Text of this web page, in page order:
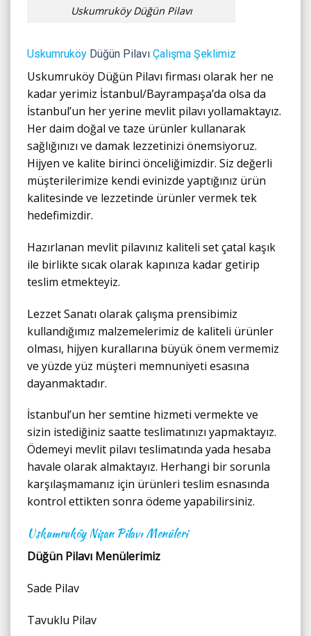
Uskumruköy Düğün Pilavı
Uskumruköy Düğün Pilavı Çalışma Şeklimiz
Uskumruköy Düğün Pilavı firması olarak her ne
kadar yerimiz İstanbul/Bayrampaşa’da olsa da
İstanbul’un her yerine mevlit pilavı yollamaktayız.
Her daim doğal ve taze ürünler kullanarak
sağlığınızı ve damak lezzetinizi önemsiyoruz.
Hijyen ve kalite birinci önceliğimizdir. Siz değerli
müşterilerimize kendi evinizde yaptığınız ürün
kalitesinde ve lezzetinde ürünler vermek tek
hedefimizdir.
Hazırlanan mevlit pilavınız kaliteli set çatal kaşık
ile birlikte sıcak olarak kapınıza kadar getirip
teslim etmekteyiz.
Lezzet Sanatı olarak çalışma prensibimiz
kullandığımız malzemelerimiz de kaliteli ürünler
olması, hijyen kurallarına büyük önem vermemiz
ve yüzde yüz müşteri memnuniyeti esasına
dayanmaktadır.
İstanbul’un her semtine hizmeti vermekte ve
sizin istediğiniz saatte teslimatınızı yapmaktayız.
Ödemeyi mevlit pilavı teslimatında yada hesaba
havale olarak almaktayız. Herhangi bir sorunla
karşılaşmamanız için ürünleri teslim esnasında
kontrol ettikten sonra ödeme yapabilirsiniz.
Uskumruköy Nişan Pilavı Menüleri
Düğün Pilavı Menülerimiz
Sade Pilav
Tavuklu Pilav